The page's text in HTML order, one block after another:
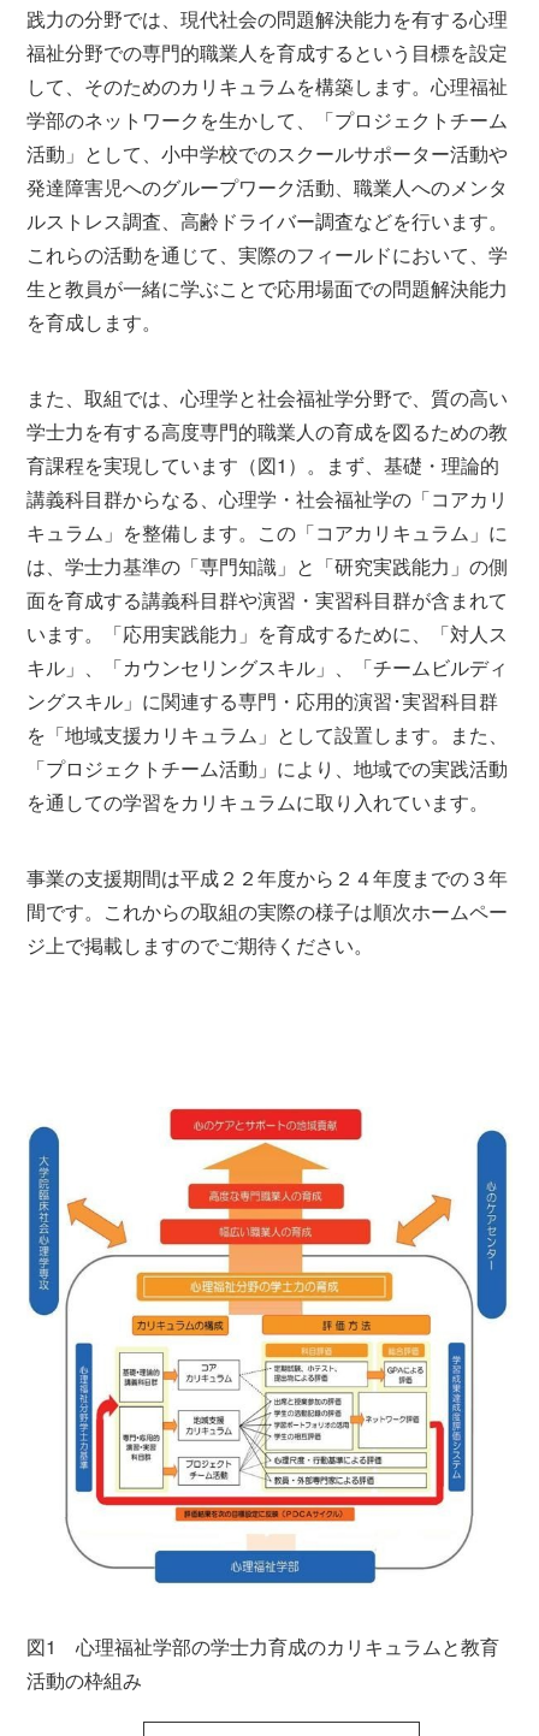
践力の分野では、現代社会の問題解決能力を有する心理
福祉分野での専門的職業人を育成するという目標を設定
して、そのためのカリキュラムを構築します。心理福祉
学部のネットワークを生かして、「プロジェクトチーム
活動」として、小中学校でのスクールサポーター活動や
発達障害児へのグループワーク活動、職業人へのメンタ
ルストレス調査、高齢ドライバー調査などを行います。
これらの活動を通じて、実際のフィールドにおいて、学
生と教員が一緒に学ぶことで応用場面での問題解決能力
を育成します。
また、取組では、心理学と社会福祉学分野で、質の高い
学士力を有する高度専門的職業人の育成を図るための教
育課程を実現しています（図1）。まず、基礎・理論的
講義科目群からなる、心理学・社会福祉学の「コアカリ
キュラム」を整備します。この「コアカリキュラム」に
は、学士力基準の「専門知識」と「研究実践能力」の側
面を育成する講義科目群や演習・実習科目群が含まれて
います。「応用実践能力」を育成するために、「対人ス
キル」、「カウンセリングスキル」、「チームビルディ
ングスキル」に関連する専門・応用的演習･実習科目群
を「地域支援カリキュラム」として設置します。また、
「プロジェクトチーム活動」により、地域での実践活動
を通しての学習をカリキュラムに取り入れています。
事業の支援期間は平成２２年度から２４年度までの３年
間です。これからの取組の実際の様子は順次ホームペー
ジ上で掲載しますのでご期待ください。
図1 心理福祉学部の学士力育成のカリキュラムと教育
活動の枠組み